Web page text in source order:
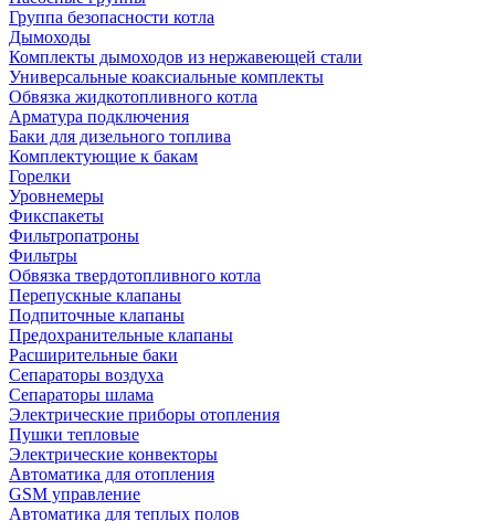
Группа безопасности котла
Дымоходы
Комплекты дымоходов из нержавеющей стали
Универсальные коаксиальные комплекты
Обвязка жидкотопливного котла
Арматура подключения
Баки для дизельного топлива
Комплектующие к бакам
Горелки
Уровнемеры
Фикспакеты
Фильтропатроны
Фильтры
Обвязка твердотопливного котла
Перепускные клапаны
Подпиточные клапаны
Предохранительные клапаны
Расширительные баки
Сепараторы воздуха
Сепараторы шлама
Электрические приборы отопления
Пушки тепловые
Электрические конвекторы
Автоматика для отопления
GSM управление
Автоматика для теплых полов